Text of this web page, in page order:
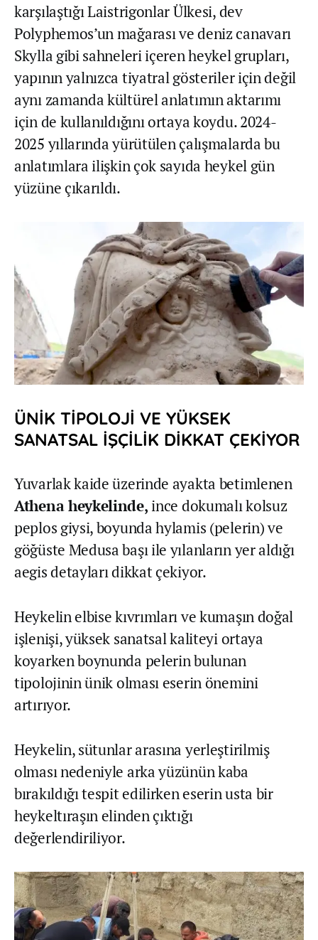
karşılaştığı Laistrigonlar Ülkesi, dev
Polyphemos’un mağarası ve deniz canavarı
Skylla gibi sahneleri içeren heykel grupları,
yapının yalnızca tiyatral gösteriler için değil
aynı zamanda kültürel anlatımın aktarımı
için de kullanıldığını ortaya koydu. 2024-
2025 yıllarında yürütülen çalışmalarda bu
anlatımlara ilişkin çok sayıda heykel gün
yüzüne çıkarıldı.
ÜNİK TİPOLOJİ VE YÜKSEK
SANATSAL İŞÇİLİK DİKKAT ÇEKİYOR
Yuvarlak kaide üzerinde ayakta betimlenen
Athena heykelinde, ince dokumalı kolsuz
peplos giysi, boyunda hylamis (pelerin) ve
göğüste Medusa başı ile yılanların yer aldığı
aegis detayları dikkat çekiyor.
Heykelin elbise kıvrımları ve kumaşın doğal
işlenişi, yüksek sanatsal kaliteyi ortaya
koyarken boynunda pelerin bulunan
tipolojinin ünik olması eserin önemini
artırıyor.
Heykelin, sütunlar arasına yerleştirilmiş
olması nedeniyle arka yüzünün kaba
bırakıldığı tespit edilirken eserin usta bir
heykeltıraşın elinden çıktığı
değerlendiriliyor.